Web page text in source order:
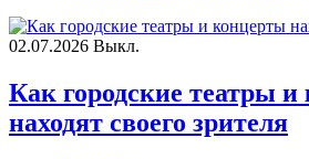
02.07.2026 Выкл.
Как городские театры
находят своего зрителя